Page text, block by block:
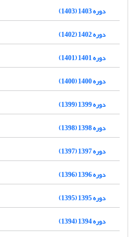
دوره 1403 (1403)
دوره 1402 (1402)
دوره 1401 (1401)
دوره 1400 (1400)
دوره 1399 (1399)
دوره 1398 (1398)
دوره 1397 (1397)
دوره 1396 (1396)
دوره 1395 (1395)
دوره 1394 (1394)